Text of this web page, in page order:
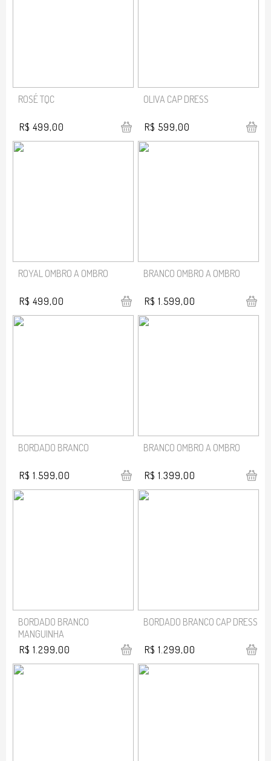
ROSÉ TQC
R$ 499,00
OLIVA CAP DRESS
R$ 599,00
ROYAL OMBRO A OMBRO
R$ 499,00
BRANCO OMBRO A OMBRO
R$ 1.599,00
BORDADO BRANCO
R$ 1.599,00
BRANCO OMBRO A OMBRO
R$ 1.399,00
BORDADO BRANCO
MANGUINHA
R$ 1.299,00
BORDADO BRANCO CAP DRESS
R$ 1.299,00